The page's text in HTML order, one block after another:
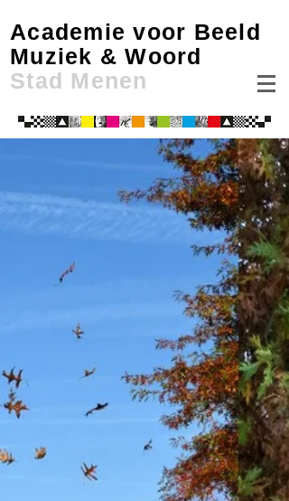
Academie voor Beeld
Muziek & Woord
Stad Menen